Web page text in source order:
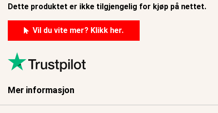
Dette produktet er ikke tilgjengelig for kjøp på nettet.
Vil du vite mer? Klikk her.
Mer informasjon